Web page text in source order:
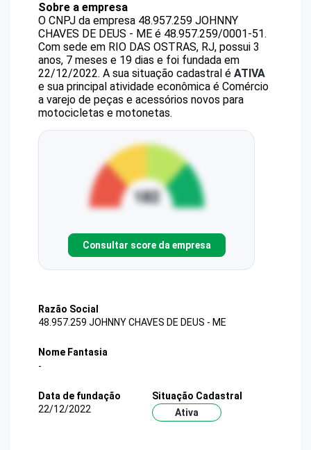
Sobre a empresa
O CNPJ da empresa 48.957.259 JOHNNY
CHAVES DE DEUS - ME é 48.957.259/0001-51.
Com sede em RIO DAS OSTRAS, RJ, possui 3
anos, 7 meses e 19 dias e foi fundada em
22/12/2022. A sua situação cadastral é ATIVA
e sua principal atividade econômica é Comércio
a varejo de peças e acessórios novos para
motocicletas e motonetas.
Consultar score da empresa
Razão Social
48.957.259 JOHNNY CHAVES DE DEUS - ME
Nome Fantasia
-
Data de fundação
22/12/2022
Situação Cadastral
Ativa